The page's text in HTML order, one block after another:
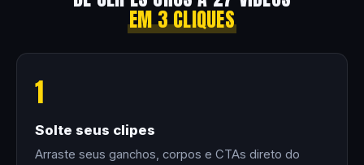
EM 3 CLIQUES
1
Solte seus clipes
Arraste seus ganchos, corpos e CTAs direto do